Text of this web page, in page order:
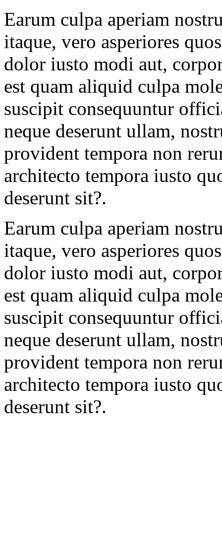
Earum culpa aperiam
itaque, vero asperiores
dolor iusto modi aut,
est quam aliquid culpa
suscipit consequuntur
neque deserunt ullam,
provident tempora non
architecto tempora iusto
deserunt sit?.
Earum culpa aperiam
itaque, vero asperiores
dolor iusto modi aut,
est quam aliquid culpa
suscipit consequuntur
neque deserunt ullam,
provident tempora non
architecto tempora iusto
deserunt sit?.